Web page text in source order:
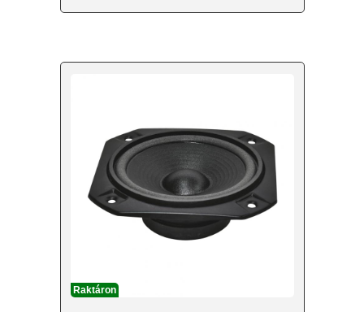
Raktáron